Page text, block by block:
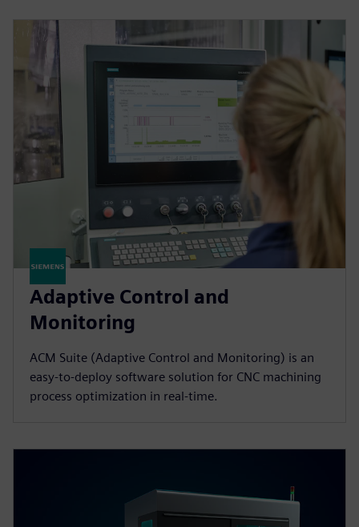
Adaptive Control and
Monitoring
ACM Suite (Adaptive Control and Monitoring) is an
easy-to-deploy software solution for CNC machining
process optimization in real-time.